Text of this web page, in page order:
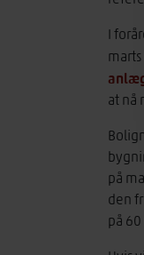
I
at nå
på
den
på